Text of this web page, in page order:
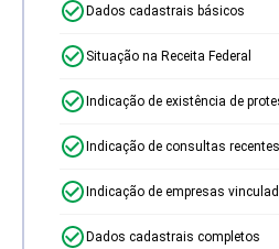
Dados cadastrais básicos
Situação na Receita Federal
Indicação de existência de
Indicação de consultas recentes
Indicação de empresas
Dados cadastrais completos